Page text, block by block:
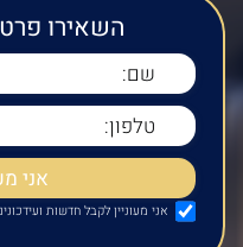
השאירו
אני מעוניין לקבל חדשות